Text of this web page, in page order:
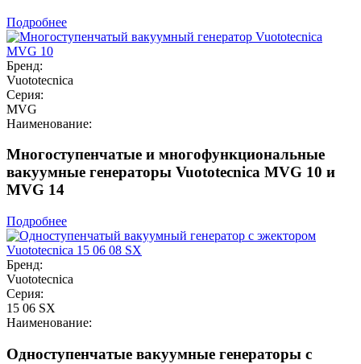
Подробнее
Бренд:
Vuototecnica
Серия:
MVG
Наименование:
Многоступенчатые и многофункциональные
вакуумные генераторы Vuototecnica MVG 10 и
MVG 14
Подробнее
Бренд:
Vuototecnica
Серия:
15 06 SX
Наименование:
Одноступенчатые вакуумные генераторы с